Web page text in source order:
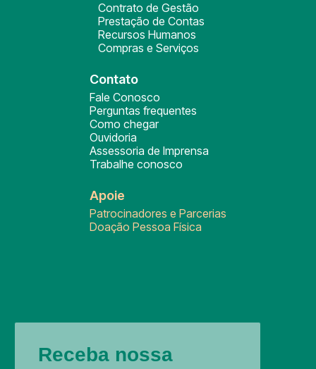
Contrato de Gestão
Prestação de Contas
Recursos Humanos
Compras e Serviços
Contato
Fale Conosco
Perguntas frequentes
Como chegar
Ouvidoria
Assessoria de Imprensa
Trabalhe conosco
Apoie
Patrocinadores e Parcerias
Doação Pessoa Física